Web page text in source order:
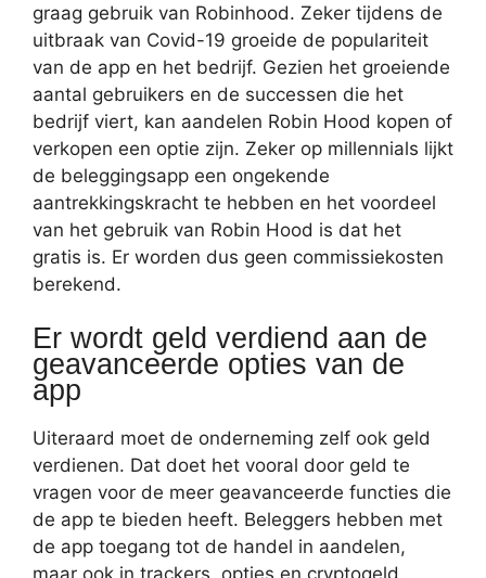
graag gebruik van Robinhood. Zeker tijdens de
uitbraak van Covid-19 groeide de populariteit
van de app en het bedrijf. Gezien het groeiende
aantal gebruikers en de successen die het
bedrijf viert, kan aandelen Robin Hood kopen of
verkopen een optie zijn. Zeker op millennials lijkt
de beleggingsapp een ongekende
aantrekkingskracht te hebben en het voordeel
van het gebruik van Robin Hood is dat het
gratis is. Er worden dus geen commissiekosten
berekend.
Er wordt geld verdiend aan de
geavanceerde opties van de
app
Uiteraard moet de onderneming zelf ook geld
verdienen. Dat doet het vooral door geld te
vragen voor de meer geavanceerde functies die
de app te bieden heeft. Beleggers hebben met
de app toegang tot de handel in aandelen,